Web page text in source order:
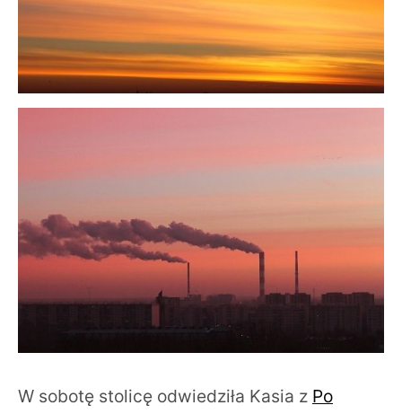
W sobotę stolicę odwiedziła Kasia z Po